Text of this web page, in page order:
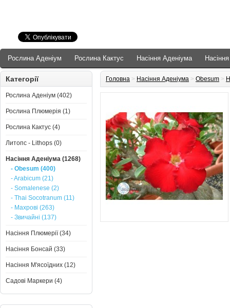
Рослина Аденіум Рослина Кактус Насіння Аденіума
Категорії
Рослина Аденіум (402)
Рослина Плюмерія (1)
Рослина Кактус (4)
Литопс - Lithops (0)
Насіння Аденіума (1268)
- Obesum (400)
- Arabicum (21)
- Somalenese (2)
- Thai Socotranum (11)
- Махрові (263)
- Звичайні (137)
Насіння Плюмерії (34)
Насіння Бонсай (33)
Насіння М'ясоїдних (12)
Садові Маркери (4)
Головна > Насіння Аденіума > Obesum >